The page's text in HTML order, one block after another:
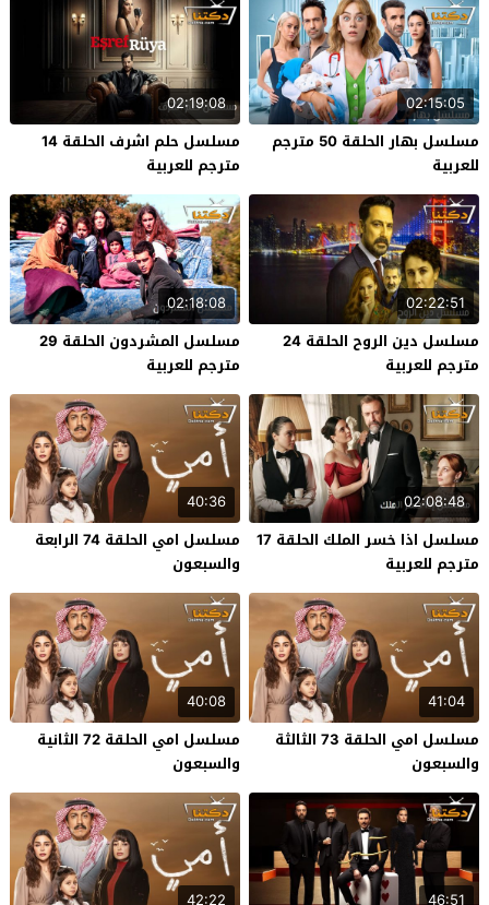
02:15:05
مسلسل بهار الحلقة 50 مترجم
للعربية
02:19:08
مسلسل حلم اشرف الحلقة 14
مترجم للعربية
02:22:51
مسلسل دين الروح الحلقة 24
مترجم للعربية
02:18:08
مسلسل المشردون الحلقة 29
مترجم للعربية
02:08:48
مسلسل اذا خسر الملك الحلقة 17
مترجم للعربية
40:36
مسلسل امي الحلقة 74 الرابعة
والسبعون
41:04
مسلسل امي الحلقة 73 الثالثة
والسبعون
40:08
مسلسل امي الحلقة 72 الثانية
والسبعون